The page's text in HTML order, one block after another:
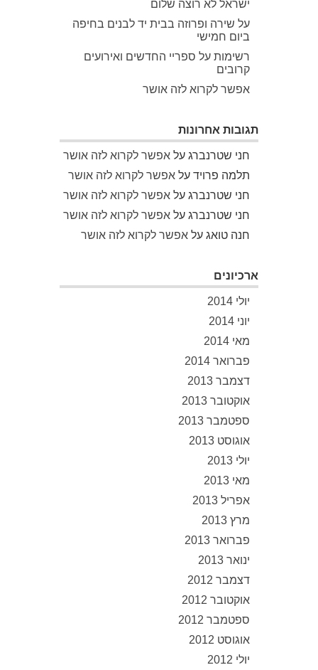
ישראל לא רוצה שלום
על שירה ופרוזה בבית יד לבנים בחיפה
ביום חמישי
רשימות על ספריי החדשים ואירועים
קרובים
אפשר לקרוא לזה אושר
תגובות אחרונות
חני שטרנברג על אפשר לקרוא לזה אושר
תלמה פרויד על אפשר לקרוא לזה אושר
חני שטרנברג על אפשר לקרוא לזה אושר
חני שטרנברג על אפשר לקרוא לזה אושר
חנה טואג על אפשר לקרוא לזה אושר
ארכיונים
יולי 2014
יוני 2014
מאי 2014
פברואר 2014
דצמבר 2013
אוקטובר 2013
ספטמבר 2013
אוגוסט 2013
יולי 2013
מאי 2013
אפריל 2013
מרץ 2013
פברואר 2013
ינואר 2013
דצמבר 2012
אוקטובר 2012
ספטמבר 2012
אוגוסט 2012
יולי 2012